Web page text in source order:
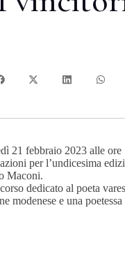
21 febbraio 2023 alle ore
per l’undicesima
Maconi.
dedicato al poeta
modenese e una poetessa